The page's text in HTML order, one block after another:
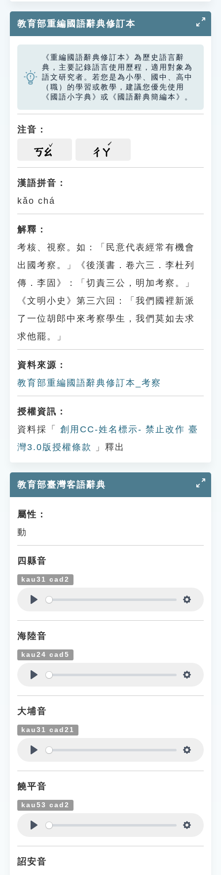
教育部重編國語辭典修訂本
《重編國語辭典修訂本》為歷史語言辭
典，主要記錄語言使用歷程，適用對象為
語文研究者。若您是為小學、國中、高中
（職）的學習或教學，建議您優先使用
《國語小字典》或《國語辭典簡編本》。
注音：
ㄎㄠ ㄔㄚ
漢語拼音：
kǎo chá
解釋：
考核、視察。如：「民意代表經常有機會
出國考察。」《後漢書．卷六三．李杜列
傳．李固》：「切責三公，明加考察。」
《文明小史》第三六回：「我們國裡新派
了一位胡郎中來考察學生，我們莫如去求
求他罷。」
資料來源：
教育部重編國語辭典修訂本_考察
授權資訊：
資料採「
創用CC-姓名標示- 禁止改作 臺
灣3.0版授權條款
」釋出
教育部臺灣客語辭典
屬性：
動
四縣音
kau31 cad2
海陸音
kau24 cad5
大埔音
kau31 cad21
饒平音
kau53 cad2
詔安音